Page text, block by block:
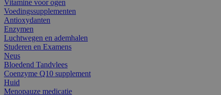
Vitamine voor ogen
Voedingssupplementen
Antioxydanten
Enzymen
Luchtwegen en ademhalen
Studeren en Examens
Neus
Bloedend Tandvlees
Coenzyme Q10 supplement
Huid
Menopauze medicatie